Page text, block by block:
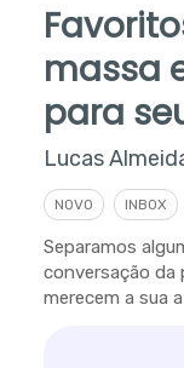
massa
para
Lucas
NOVO INBOX
Separamos
conversação da
merecem a sua